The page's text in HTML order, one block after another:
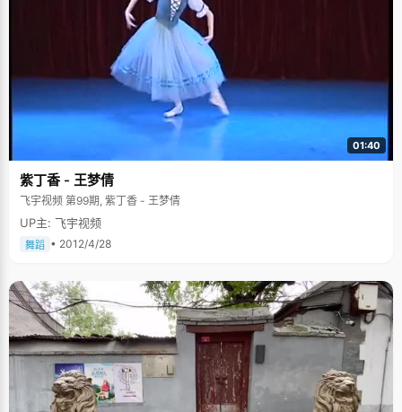
01:40
紫丁香 - 王梦倩
飞宇视频 第99期, 紫丁香 - 王梦倩
UP主: 飞宇视频
舞蹈 • 2012/4/28